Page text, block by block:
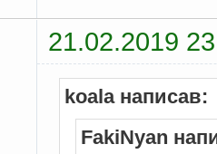
21.02.2019
koala написав:
FakiNyan